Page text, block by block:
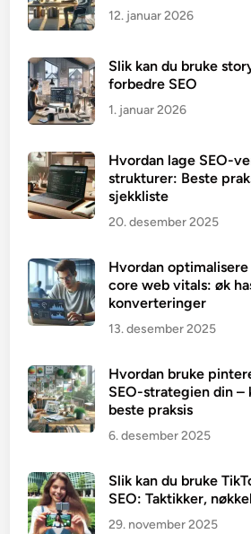
12. januar 2026
Slik kan du bruke
forbedre SEO
1. januar 2026
Hvordan lage SEO-
strukturer: Beste
sjekkliste
20. desember 2025
Hvordan
core web vitals: øk
konverteringer
13. desember 2025
Hvordan bruke
SEO-strategien din
beste praksis
6. desember 2025
Slik kan du bruke
SEO: Taktikker,
29. november 2025